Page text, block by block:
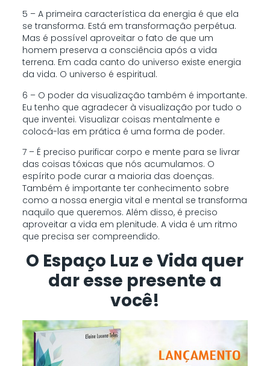
5 – A primeira característica da energia é que ela
se transforma. Está em transformação perpétua.
Mas é possível aproveitar o fato de que um
homem preserva a consciência após a vida
terrena. Em cada canto do universo existe energia
da vida. O universo é espiritual.
6 – O poder da visualização também é importante.
Eu tenho que agradecer à visualização por tudo o
que inventei. Visualizar coisas mentalmente e
colocá-las em prática é uma forma de poder.
7 – É preciso purificar corpo e mente para se livrar
das coisas tóxicas que nós acumulamos. O
espírito pode curar a maioria das doenças.
Também é importante ter conhecimento sobre
como a nossa energia vital e mental se transforma
naquilo que queremos. Além disso, é preciso
aproveitar a vida em plenitude. A vida é um ritmo
que precisa ser compreendido.
O Espaço Luz e Vida quer
dar esse presente a
você!